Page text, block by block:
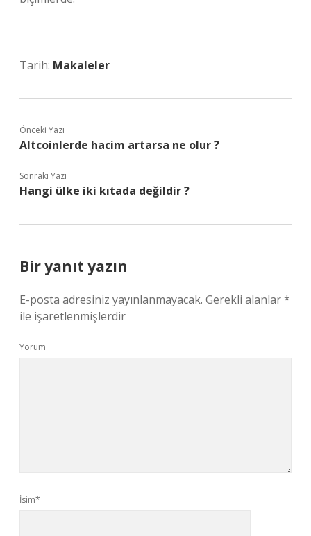
Tarih: Makaleler
Önceki Yazı
Altcoinlerde hacim artarsa ne olur ?
Sonraki Yazı
Hangi ülke iki kıtada değildir ?
Bir yanıt yazın
E-posta adresiniz yayınlanmayacak. Gerekli alanlar*
ile işaretlenmişlerdir
Yorum
İsim*